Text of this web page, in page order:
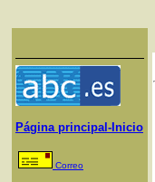
Página principal-Inicio
Correo